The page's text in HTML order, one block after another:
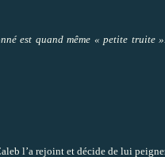
est quand même « petite truite
l’a rejoint et décide de lui